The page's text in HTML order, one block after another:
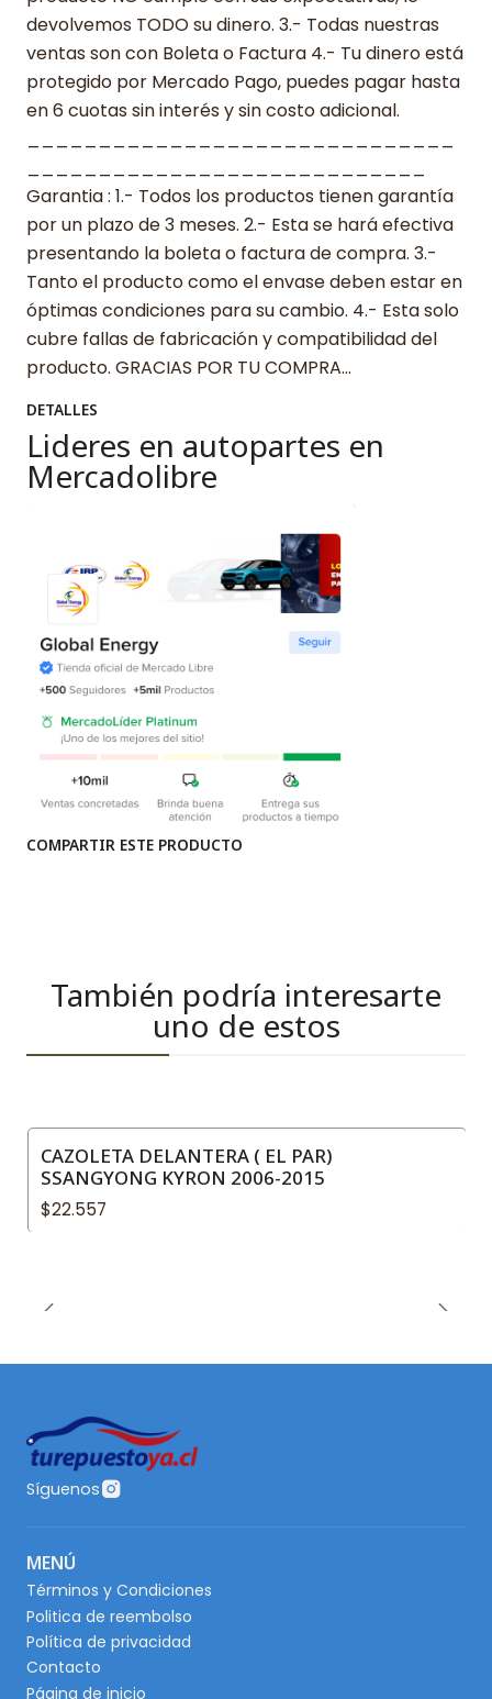
devolvemos TODO su dinero. 3.- Todas nuestras
ventas son con Boleta o Factura 4.- Tu dinero está
protegido por Mercado Pago, puedes pagar hasta
en 6 cuotas sin interés y sin costo adicional.
Garantia : 1.- Todos los productos tienen garantía
por un plazo de 3 meses. 2.- Esta se hará efectiva
presentando la boleta o factura de compra. 3.-
Tanto el producto como el envase deben estar en
óptimas condiciones para su cambio. 4.- Esta solo
cubre fallas de fabricación y compatibilidad del
producto. GRACIAS POR TU COMPRA…
DETALLES
Lideres en autopartes en
Mercadolibre
COMPARTIR ESTE PRODUCTO
También podría interesarte
uno de estos
CAZOLETA DELANTERA ( EL PAR)
SSANGYONG KYRON 2006-2015
$22.557
Síguenos
MENÚ
Términos y Condiciones
Politica de reembolso
Política de privacidad
Contacto
Página de inicio